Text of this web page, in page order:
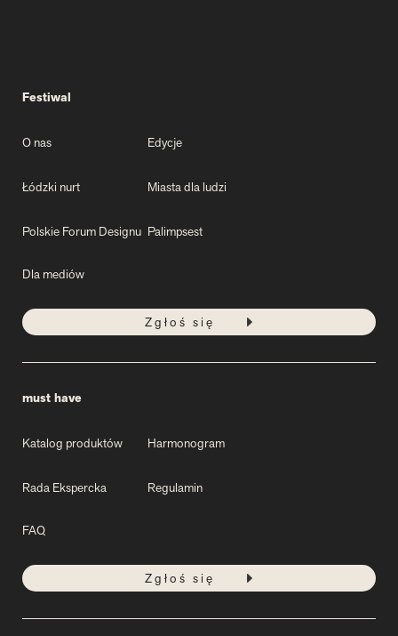
Festiwal
O nas Edycje
Łódzki nurt Miasta dla ludzi
Polskie Forum Designu Palimpsest
Dla mediów
Zgłoś się
must have
Katalog produktów Harmonogram
Rada Ekspercka Regulamin
FAQ
Zgłoś się